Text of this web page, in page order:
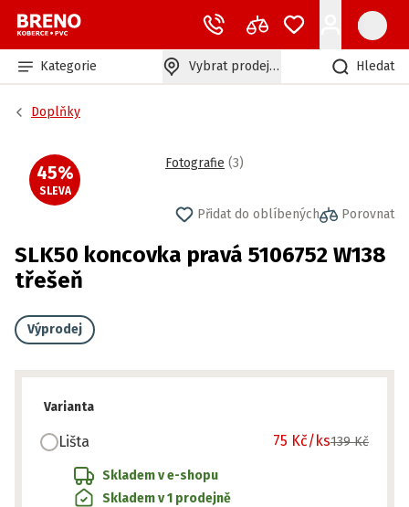
Kategorie Vybrat prodejnu Hledat
Doplňky
45%
SLEVA
Fotografie (3)
Přidat do oblíbených Porovnat
SLK50 koncovka pravá 5106752 W138
třešeň
Výprodej
Varianta
Lišta 75 Kč/ks139 Kč
Skladem v e-shopu
Skladem v 1 prodejně